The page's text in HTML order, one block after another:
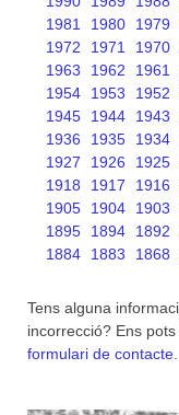
1981
1980 1979
1972
1971 1970
1963
1962 1961
1954
1953 1952
1945
1944 1943
1936
1935 1934
1927
1926 1925
1918
1917 1916
1905
1904 1903
1895
1894 1892
1884
1883 1868
Tens alguna
incorrecció? Ens
formulari de contacte.